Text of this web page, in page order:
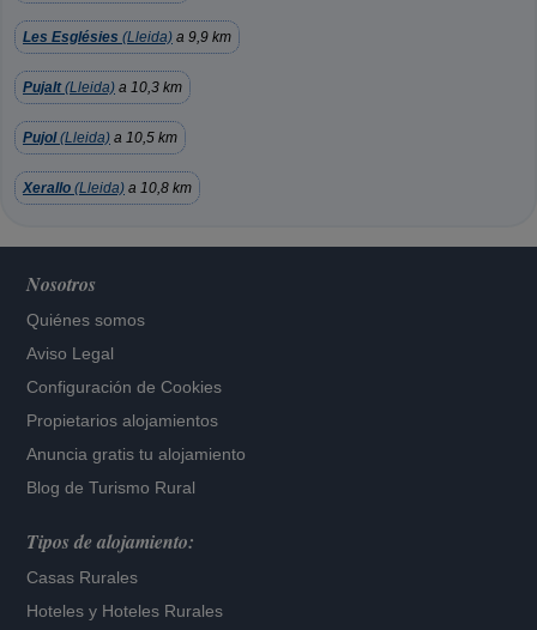
Les Esglésies (Lleida) a 9,9 km
Pujalt(Lleida) a 10,3 km
Pujol(Lleida) a 10,5 km
Xerallo (Lleida) a 10,8 km
Nosotros
Quiénes somos
Aviso Legal
Configuración de Cookies
Propietarios alojamientos
Anuncia gratis tu alojamiento
Blog de Turismo Rural
Tipos de alojamiento:
Casas Rurales
Hoteles y Hoteles Rurales